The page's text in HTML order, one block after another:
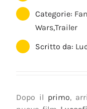
Categorie:
Wars,Trailer
Scritto da:
Dopo il primo,